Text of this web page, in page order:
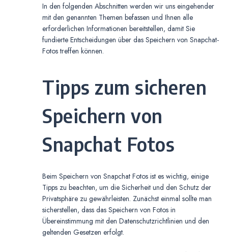
In den folgenden Abschnitten werden wir uns eingehender
mit den genannten Themen befassen und Ihnen alle
erforderlichen Informationen bereitstellen, damit Sie
fundierte Entscheidungen über das Speichern von Snapchat-
Fotos treffen können.
Tipps zum sicheren
Speichern von
Snapchat Fotos
Beim Speichern von Snapchat Fotos ist es wichtig, einige
Tipps zu beachten, um die Sicherheit und den Schutz der
Privatsphäre zu gewährleisten. Zunächst einmal sollte man
sicherstellen, dass das Speichern von Fotos in
Übereinstimmung mit den Datenschutzrichtlinien und den
geltenden Gesetzen erfolgt.